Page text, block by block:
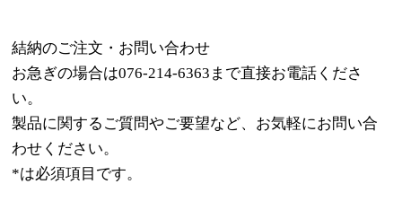
結納のご注文・お問い合わせ
お急ぎの場合は076-214-6363 まで直接お電話くださ
い。
製品に関するご質問やご要望など、お気軽にお問い合
わせください。
*は必須項目です。